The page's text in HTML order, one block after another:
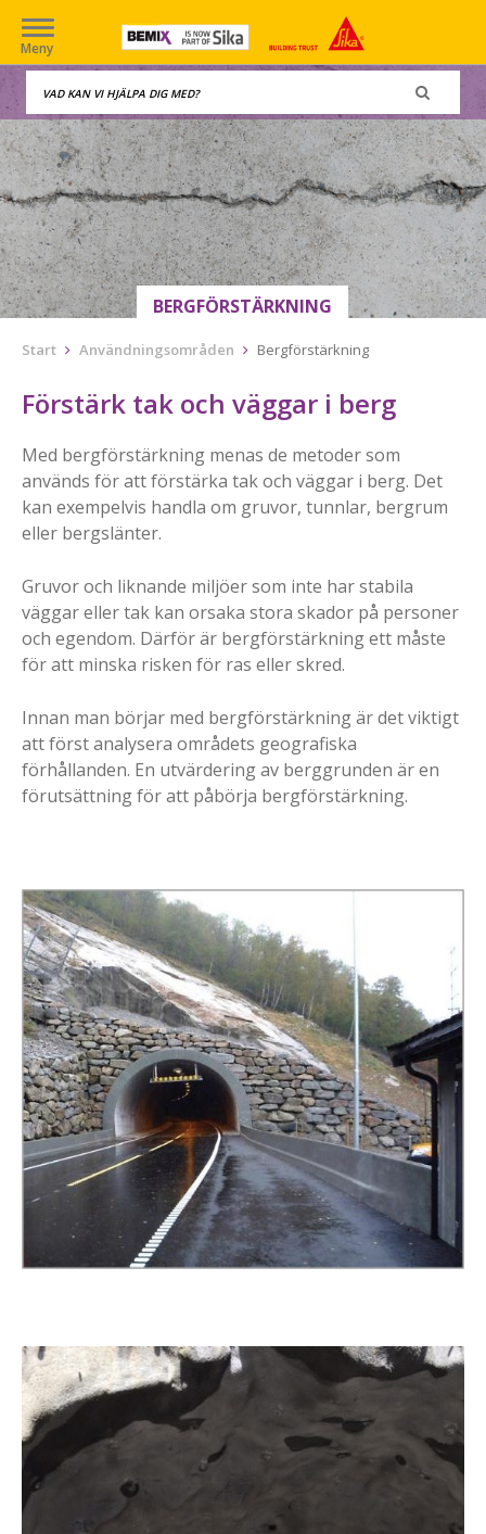
Meny
BERGFÖRSTÄRKNING
Start Användningsområden Bergförstärkning
Förstärk tak och väggar i berg
Med bergförstärkning menas de metoder som
används för att förstärka tak och väggar i berg. Det
kan exempelvis handla om gruvor, tunnlar, bergrum
eller bergslänter.
Gruvor och liknande miljöer som inte har stabila
väggar eller tak kan orsaka stora skador på personer
och egendom. Därför är bergförstärkning ett måste
för att minska risken för ras eller skred.
Innan man börjar med bergförstärkning är det viktigt
att först analysera områdets geografiska
förhållanden. En utvärdering av berggrunden är en
förutsättning för att påbörja bergförstärkning.